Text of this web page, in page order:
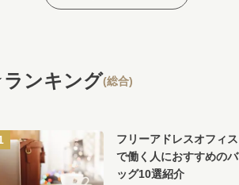
ランキング(総合)
フリーアドレスオフィス
で働く人におすすめのバ
ッグ10選紹介